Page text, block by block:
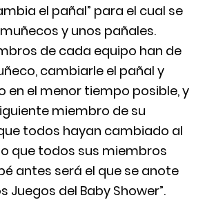
el pañal” para el cual se
y unos pañales.
de cada equipo han de
cambiarle el pañal y
en el menor tiempo posible, y
miembro de su
todos hayan cambiado al
que todos sus miembros
antes será el que se anote
Juegos del Baby Shower”.